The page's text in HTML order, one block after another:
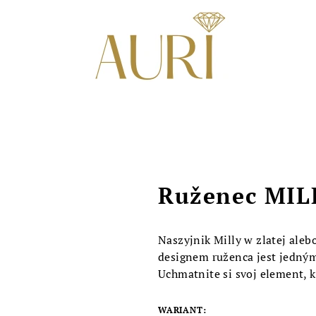
Ruženec
Naszyjnik Milly w zlatej
designem ruženca jest
Uchmatnite si svoj element,
WARIANT: